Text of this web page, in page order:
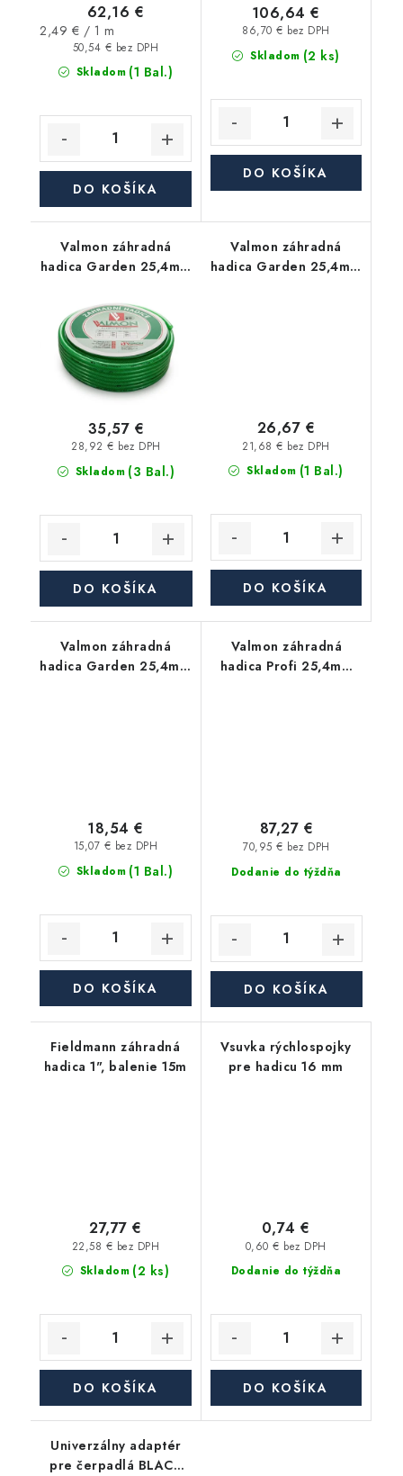
Skladom (1 Bal.)
50,54 € bez DPH
62,16 €
Jednotková
2,49 € / 1 m
DO KOŠÍKA
Skladom (2 ks)
86,70 € bez DPH
106,64 €
DO KOŠÍKA
Valmon záhradná
hadica Garden 25,4mm
Skladom (3 Bal.)
28,92 € bez DPH
35,57 €
DO KOŠÍKA
Valmon záhradná
hadica Garden 25,4mm
Skladom (1 Bal.)
21,68 € bez DPH
26,67 €
DO KOŠÍKA
Valmon záhradná
hadica Garden 25,4mm
Skladom (1 Bal.)
15,07 € bez DPH
18,54 €
DO KOŠÍKA
Valmon záhradná
hadica Profi 25,4mm
Dodanie do týždňa
70,95 € bez DPH
87,27 €
DO KOŠÍKA
Fieldmann záhradná
hadica 1", balenie 15m
Skladom (2 ks)
22,58 € bez DPH
27,77 €
DO KOŠÍKA
Vsuvka rýchlospojky
pre hadicu 16 mm
Dodanie do týždňa
0,60 € bez DPH
0,74 €
DO KOŠÍKA
Univerzálny adaptér
pre čerpadlá BLACK